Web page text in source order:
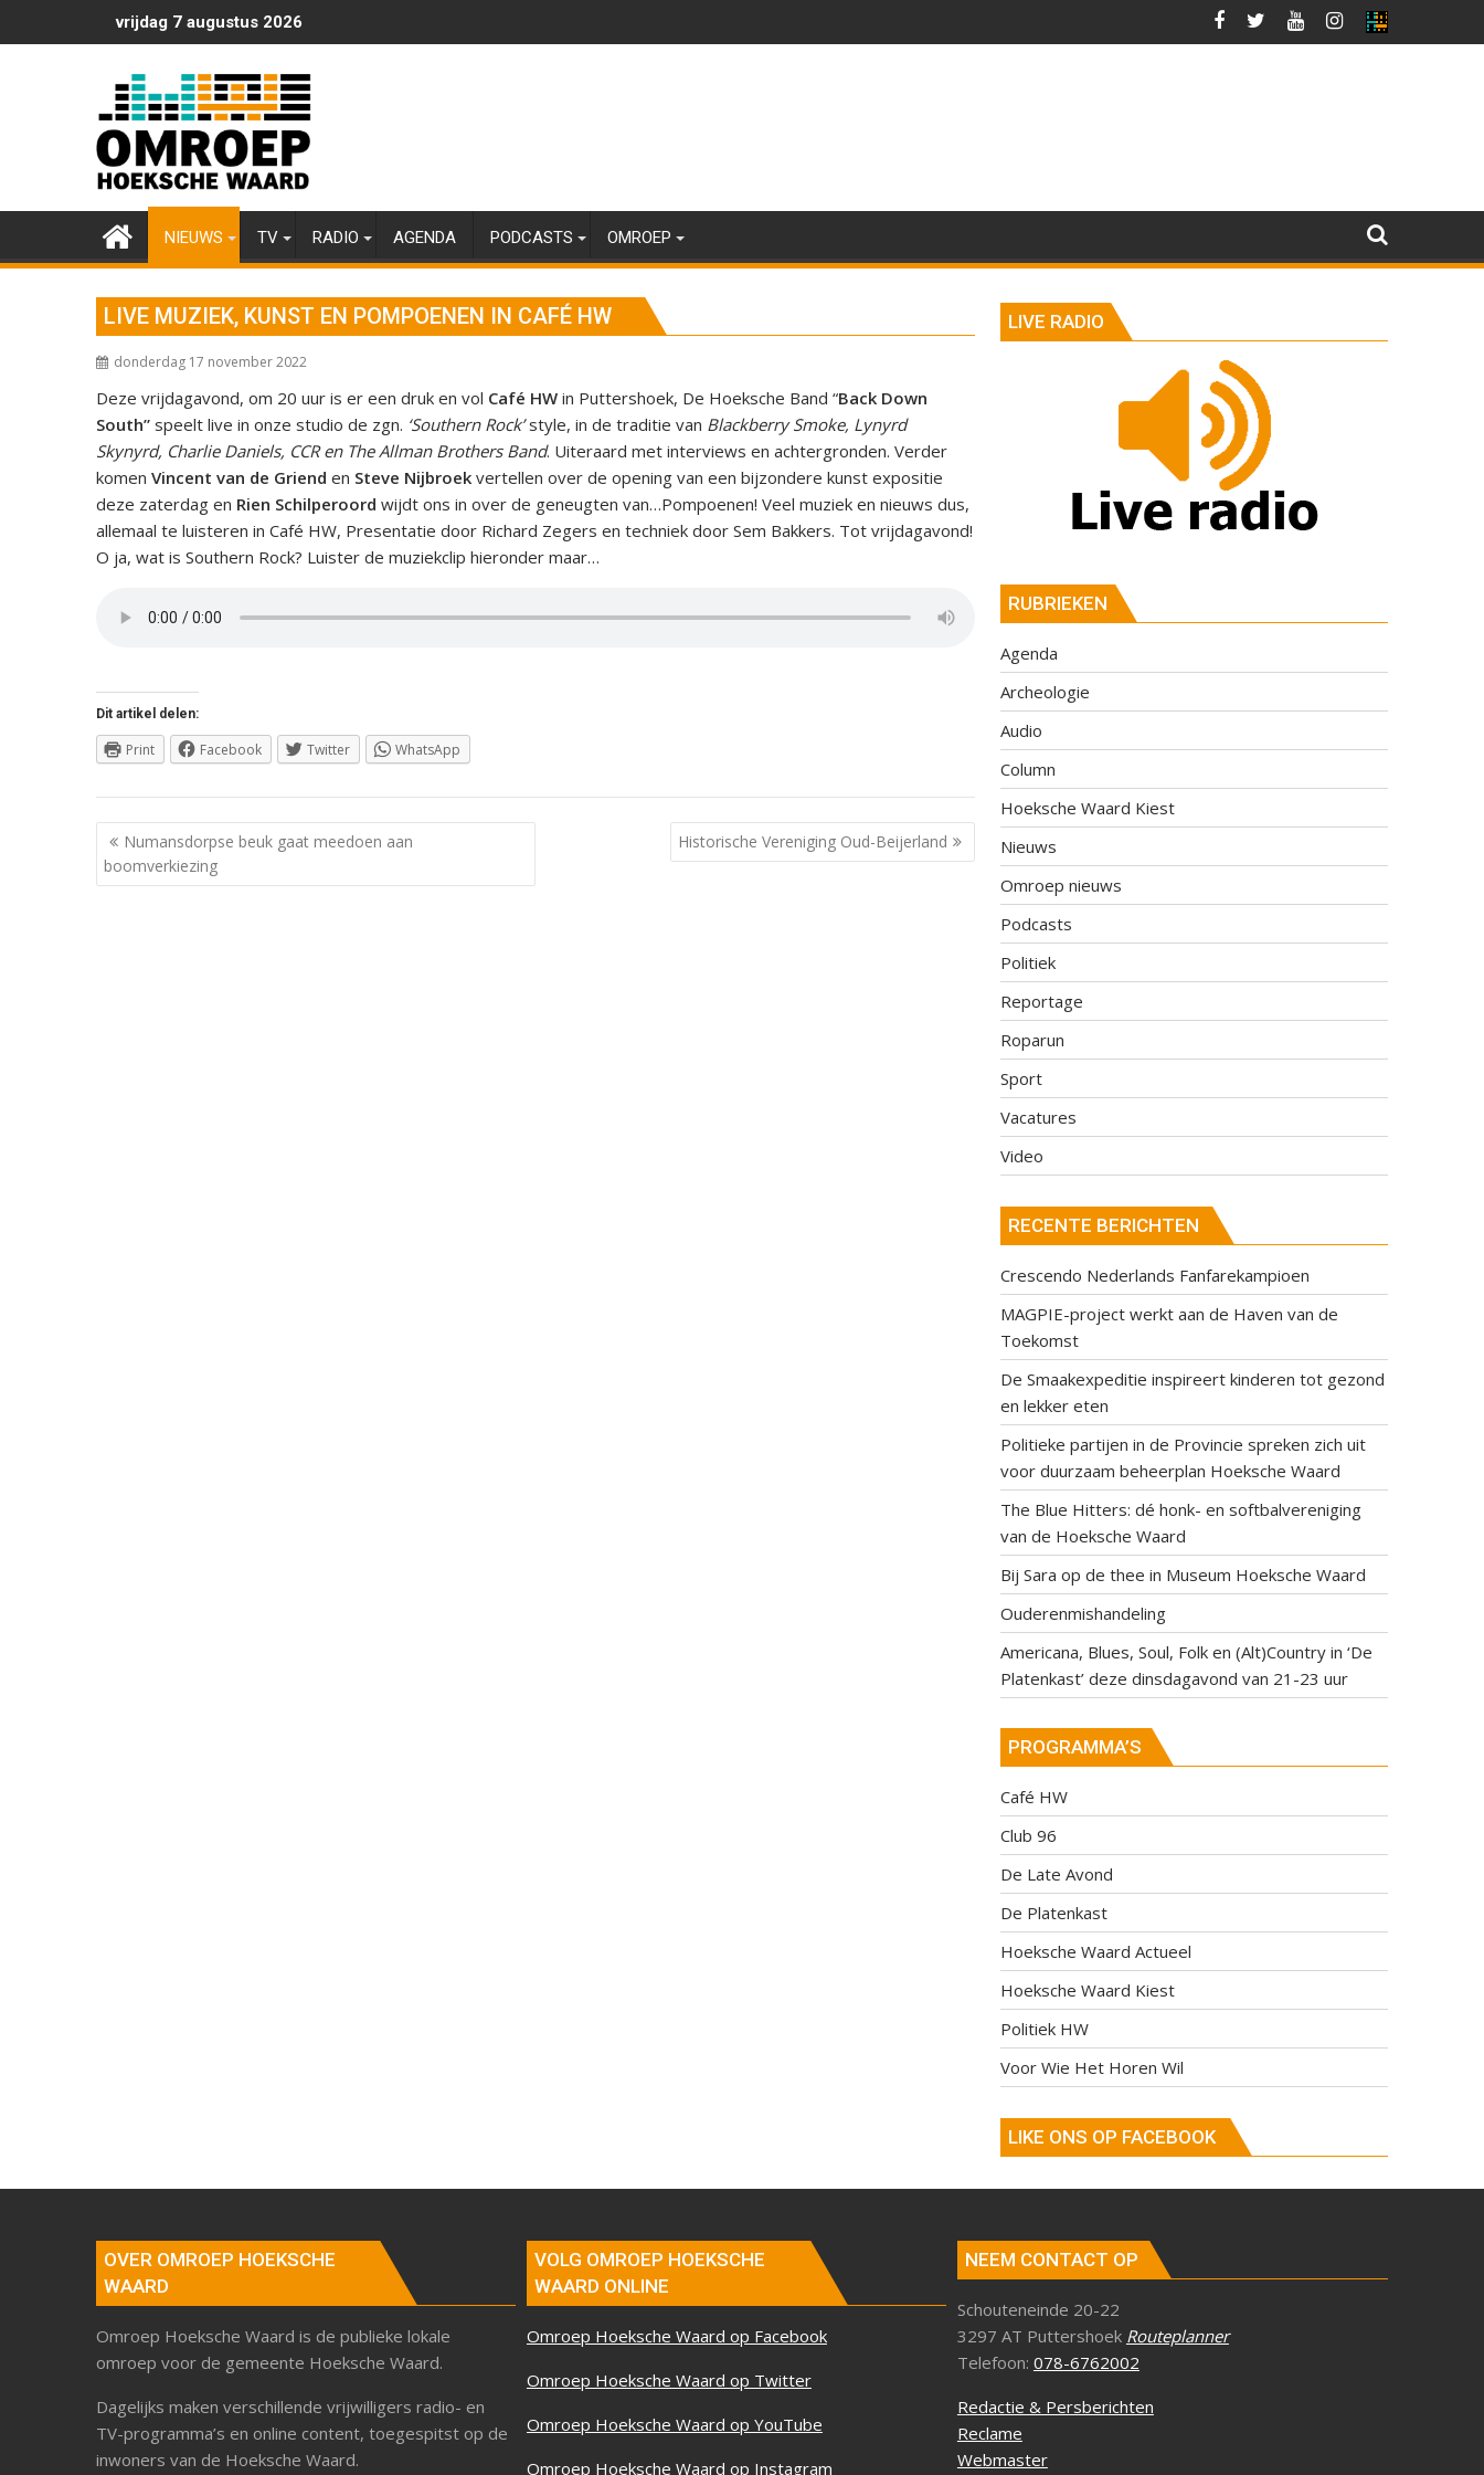
naar
vrijdag 7 augustus 2026
NIEUWS TV RADIO AGENDA PODCASTS OMROEP
LIVE MUZIEK, KUNST EN POMPOENEN IN CAFÉ HW
donderdag 17 november 2022
Deze vrijdagavond, om 20 uur is er een druk en vol Café HW in Puttershoek, De Hoeksche Band “Back Down
South” speelt live in onze studio de zgn. ‘Southern Rock’style, in de traditie van Blackberry Smoke, Lynyrd
Skynyrd, Charlie Daniels, CCR en The Allman Brothers Band. Uiteraard met interviews en achtergronden. Verder
komen Vincent van de Griend en Steve Nijbroek vertellen over de opening van een bijzondere kunst expositie
deze zaterdag en Rien Schilperoord wijdt ons in over de geneugten van…Pompoenen! Veel muziek en nieuws dus,
allemaal te luisteren in Café HW, Presentatie door Richard Zegers en techniek door Sem Bakkers. Tot vrijdagavond!
O ja, wat is Southern Rock? Luister de muziekclip hieronder maar…
Dit artikel delen:
Print Facebook Twitter WhatsApp
Berichtnavigatie
Numansdorpse beuk gaat meedoen aan
boomverkiezing
Historische Vereniging Oud-Beijerland
LIVE RADIO
RUBRIEKEN
Agenda
Archeologie
Audio
Column
Hoeksche Waard Kiest
Nieuws
Omroep nieuws
Podcasts
Politiek
Reportage
Roparun
Sport
Vacatures
Video
RECENTE BERICHTEN
Crescendo Nederlands Fanfarekampioen
MAGPIE-project werkt aan de Haven van de
Toekomst
De Smaakexpeditie inspireert kinderen tot gezond
en lekker eten
Politieke partijen in de Provincie spreken zich uit
voor duurzaam beheerplan Hoeksche Waard
The Blue Hitters: dé honk- en softbalvereniging
van de Hoeksche Waard
Bij Sara op de thee in Museum Hoeksche Waard
Ouderenmishandeling
Americana, Blues, Soul, Folk en (Alt)Country in ‘De
Platenkast’ deze dinsdagavond van 21-23 uur
PROGRAMMA’S
Café HW
Club 96
De Late Avond
De Platenkast
Hoeksche Waard Actueel
Hoeksche Waard Kiest
Politiek HW
Voor Wie Het Horen Wil
LIKE ONS OP FACEBOOK
OVER OMROEP HOEKSCHE
WAARD
Omroep Hoeksche Waard is de publieke lokale
omroep voor de gemeente Hoeksche Waard.
Dagelijks maken verschillende vrijwilligers radio- en
TV-programma’s en online content, toegespitst op de
inwoners van de Hoeksche Waard.
VOLG OMROEP HOEKSCHE
WAARD ONLINE
Omroep Hoeksche Waard op Facebook
Omroep Hoeksche Waard op Twitter
Omroep Hoeksche Waard op YouTube
Omroep Hoeksche Waard op Instagram
NEEM CONTACT OP
Schouteneinde 20-22
3297 AT Puttershoek Routeplanner
Telefoon: 078-6762002
Redactie & Persberichten
Reclame
Webmaster